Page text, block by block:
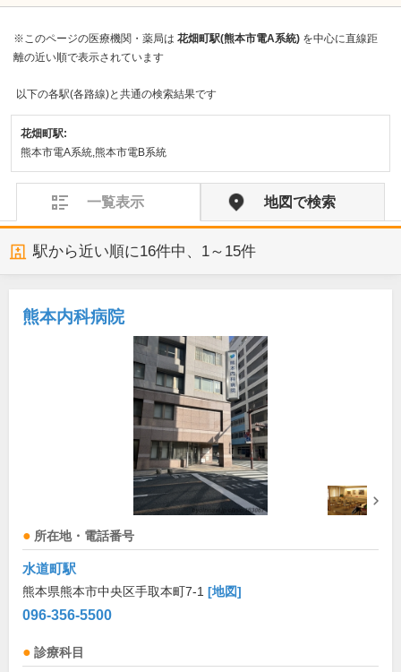
※このページの医療機関・薬局は 花畑町駅(熊本市電A系統) を中心に直線距
離の近い順で表示されています
以下の各駅(各路線)と共通の検索結果です
花畑町駅:
熊本市電A系統,熊本市電B系統
一覧表示 地図で検索
駅から近い順に16件中、 1～15件
熊本内科病院
所在地・電話番号
水道町駅
熊本県熊本市中央区手取本町7-1 [地図]
096-356-5500
診療科目